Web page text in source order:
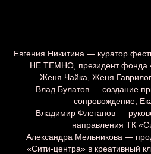
Евгения Никитина — куратор
НЕ ТЕМНО, президент фонда
Женя Чайка, Женя
Влад Булатов — создание
сопровождение,
Владимир Флеганов —
направления ТК
Александра Мельникова —
«Сити-центра» в креативный